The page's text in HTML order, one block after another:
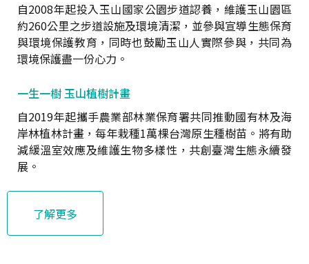
自2008年起投入玉山國家公園步道認養，維護玉山園區
約260公里之步道設施及環境清潔，並參與宣導生態保育
與環境保護教育，同時也鼓勵玉山人實際參與，共同為
環境保護盡一份心力。
一生一樹 玉山植樹計畫
自2019年起攜手農業部林業保育署共同推動國有林及海
岸林植林計畫，每年栽種1萬棵台灣原生種樹苗。將有助
減緩溫室效應及維護生物多樣性，共創臺灣生態永續發
展。
了解更多